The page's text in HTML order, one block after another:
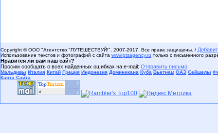
Copyright © ООО "Агентство "ПУТЕШЕСТВУЙ!", 2007-2017. Все права защищены. /
Использование текстов и фотографий с сайта www.ptsagency.ru только с письменного
Нравится ли вам наш сайт?
Просим сообщать о всех найденных ошибках на e-mail: Отправить письмо
Мальдивы Италия Китай Греция Индонезия Доминикана Куба Вьетнам ОАЭ Сейшелы
Карта Сайта